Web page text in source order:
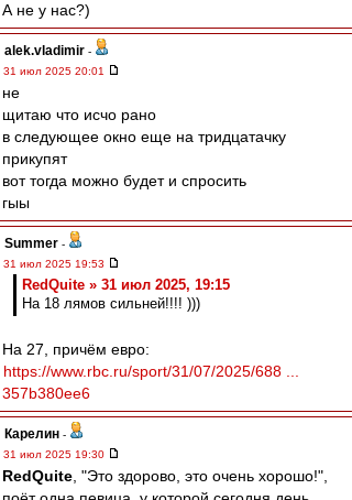
А не у нас?)
alek.vladimir -
31 июл 2025 20:01
не
щитаю что исчо рано
в следующее окно еще на тридцатачку
прикупят
вот тогда можно будет и спросить
гыы
Summer -
31 июл 2025 19:53
RedQuite » 31 июл 2025, 19:15
На 18 лямов сильней!!!! )))
На 27, причём евро:
https://www.rbc.ru/sport/31/07/2025/688 ...
357b380ee6
Карелин -
31 июл 2025 19:30
RedQuite , "Это здорово, это очень хорошо!",